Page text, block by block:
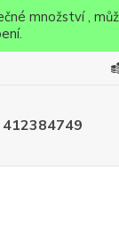
množství ,